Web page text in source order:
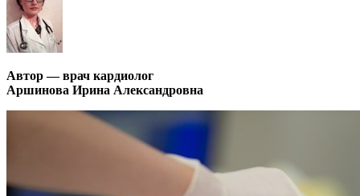
Автор — врач кардиолог
Аршинова Ирина Александровна